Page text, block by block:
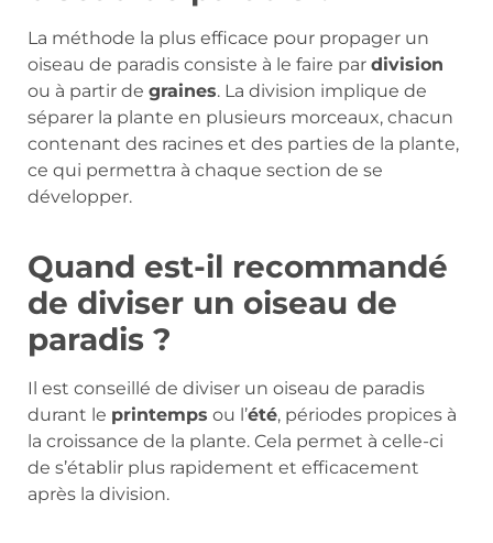
La méthode la plus efficace pour propager un
oiseau de paradis consiste à le faire par division
ou à partir de graines. La division implique de
séparer la plante en plusieurs morceaux, chacun
contenant des racines et des parties de la plante,
ce qui permettra à chaque section de se
développer.
Quand est-il recommandé
de diviser un oiseau de
paradis ?
Il est conseillé de diviser un oiseau de paradis
durant le printemps ou l’été, périodes propices à
la croissance de la plante. Cela permet à celle-ci
de s’établir plus rapidement et efficacement
après la division.